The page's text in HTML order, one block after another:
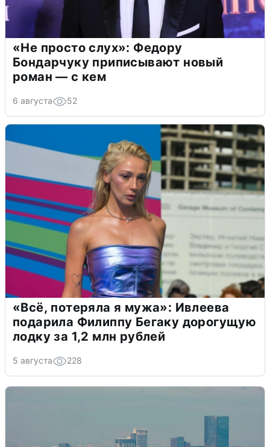
«Не просто слух»: Федору
Бондарчуку приписывают новый
роман — с кем
6 августа 52
«Всё, потеряла я мужа»: Ивлеева
подарила Филиппу Бегаку дорогущую
лодку за 1,2 млн рублей
5 августа 228